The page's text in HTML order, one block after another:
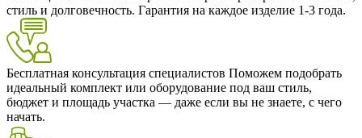
стиль и долговечность. Гарантия на каждое изделие 1-3 года.
Бесплатная консультация специалистов Поможем подобрать
идеальный комплект или оборудование под ваш стиль,
бюджет и площадь участка — даже если вы не знаете, с чего
начать.